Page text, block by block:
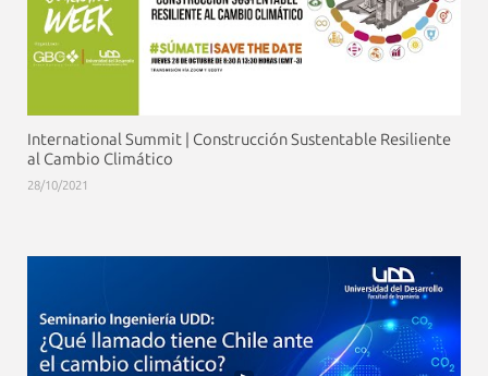
International Summit | Construcción Sustentable Resiliente
al Cambio Climático
28/10/2021